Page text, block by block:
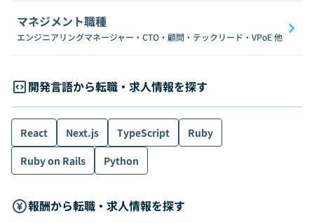
マネジメント職種
エンジニアリングマネージャー・CTO・顧問・テックリード・VPoE他
開発言語から転職・求人情報を探す
React Next.js TypeScript
Ruby
Ruby on Rails
Python
報酬から転職・求人情報を探す